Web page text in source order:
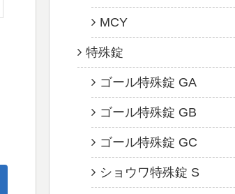
MCY
特殊錠
ゴール特殊錠 GA
ゴール特殊錠 GB
ゴール特殊錠 GC
ショウワ特殊錠 S